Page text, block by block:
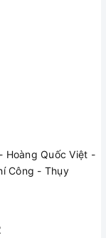
Hoàng Quốc Việt -
Công - Thụy